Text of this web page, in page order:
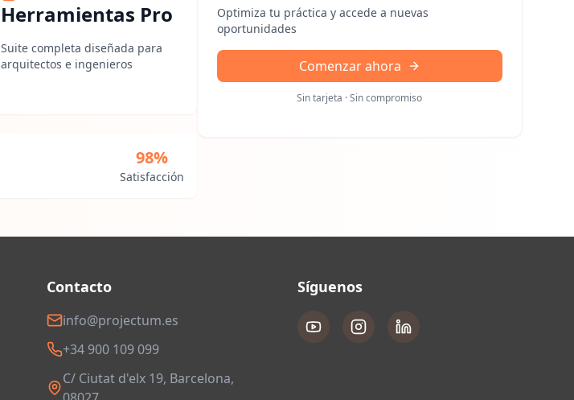
Herramientas Pro
Suite completa diseñada para
arquitectos e ingenieros
98%
Satisfacción
Optimiza tu práctica y accede a nuevas
oportunidades
Comenzar ahora
Sin tarjeta · Sin compromiso
Contacto
info@projectum.es
+34 900 109 099
C/ Ciutat d'elx 19, Barcelona,
Síguenos